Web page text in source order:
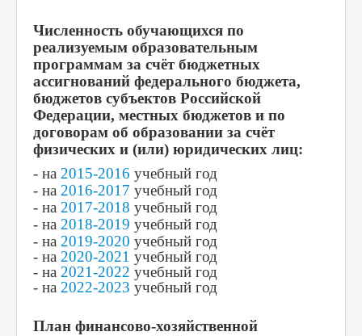
Наставничество
Функциональная грамотность
Оценка качества образования
Итоговая аттестация
РИП-ИнКО
Методическая копилка
Конкурсы и проекты
Российское движение школьников
Юнармия
Разговор о важном
Численность обучающихся по
реализуемым образовательным
программам за счёт бюджетных
ассигнований федерального бюджета,
бюджетов субъектов Российской
Федерации, местных бюджетов и по
договорам об образовании за счёт
физических и (или) юридических лиц:
- на 2015-2016 учебный год
- на 2016-2017 учебный год
- на 2017-2018 учебный год
- на 2018-2019 учебный год
- на 2019-2020 учебный год
- на 2020-2021 учебный год
- на 2021-2022 учебный год
- на 2022-2023 учебный год
План финансово-хозяйственной